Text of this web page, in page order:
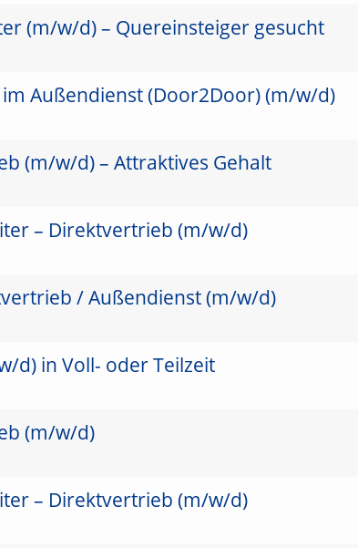
(m/w/d) – Quereinsteiger gesucht
Außendienst (Door2Door) (m/w/d)
(m/w/d) – Attraktives Gehalt
– Direktvertrieb (m/w/d)
/ Außendienst (m/w/d)
d) in Voll- oder Teilzeit
(m/w/d)
– Direktvertrieb (m/w/d)